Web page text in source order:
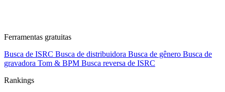
Ferramentas gratuitas
Busca de ISRC Busca de distribuidora Busca de gênero Busca de
gravadora Tom & BPM Busca reversa de ISRC
Rankings